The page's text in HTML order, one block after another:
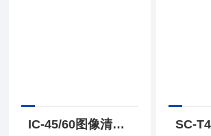
IC-45/60图像清晰度仪